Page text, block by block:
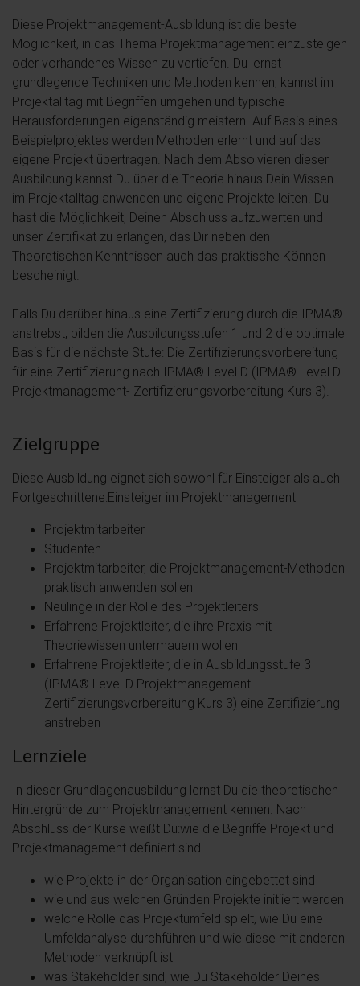
Diese Projektmanagement-Ausbildung ist die beste
Möglichkeit, in das Thema Projektmanagement einzusteigen
oder vorhandenes Wissen zu vertiefen. Du lernst
grundlegende Techniken und Methoden kennen, kannst im
Projektalltag mit Begriffen umgehen und typische
Herausforderungen eigenständig meistern. Auf Basis eines
Beispielprojektes werden Methoden erlernt und auf das
eigene Projekt übertragen. Nach dem Absolvieren dieser
Ausbildung kannst Du über die Theorie hinaus Dein Wissen
im Projektalltag anwenden und eigene Projekte leiten. Du
hast die Möglichkeit, Deinen Abschluss aufzuwerten und
unser Zertifikat zu erlangen, das Dir neben den
Theoretischen Kenntnissen auch das praktische Können
bescheinigt.
Falls Du darüber hinaus eine Zertifizierung durch die IPMA®
anstrebst, bilden die Ausbildungsstufen 1 und 2 die optimale
Basis für die nächste Stufe: Die Zertifizierungsvorbereitung
für eine Zertifizierung nach IPMA® Level D (IPMA® Level D
Projektmanagement- Zertifizierungsvorbereitung Kurs 3).
Zielgruppe
Diese Ausbildung eignet sich sowohl für Einsteiger als auch
Fortgeschrittene:Einsteiger im Projektmanagement
Projektmitarbeiter
Studenten
Projektmitarbeiter, die Projektmanagement-Methoden
praktisch anwenden sollen
Neulinge in der Rolle des Projektleiters
Erfahrene Projektleiter, die ihre Praxis mit
Theoriewissen untermauern wollen
Erfahrene Projektleiter, die in Ausbildungsstufe 3
(IPMA® Level D Projektmanagement-
Zertifizierungsvorbereitung Kurs 3) eine Zertifizierung
anstreben
Lernziele
In dieser Grundlagenausbildung lernst Du die theoretischen
Hintergründe zum Projektmanagement kennen. Nach
Abschluss der Kurse weißt Du:wie die Begriffe Projekt und
Projektmanagement definiert sind
wie Projekte in der Organisation eingebettet sind
wie und aus welchen Gründen Projekte initiiert werden
welche Rolle das Projektumfeld spielt, wie Du eine
Umfeldanalyse durchführen und wie diese mit anderen
Methoden verknüpft ist
was Stakeholder sind, wie Du Stakeholder Deines